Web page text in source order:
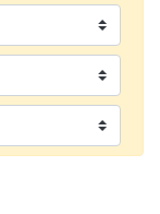
Sauvez la jambe de Yohan
en groupe sur Zoom
Torah-Box Music
29 personnes viennent de demander une bénédiction